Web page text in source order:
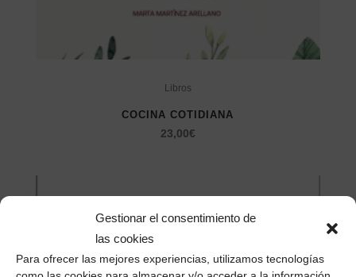
Gestionar el consentimiento de
las cookies
Para ofrecer las mejores experiencias, utilizamos tecnologías
Libros
COCINA COTIDIANA
23,00€